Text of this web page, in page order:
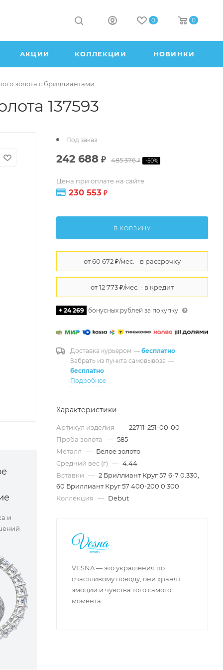
0 0
АКЦИИ КОЛЛЕКЦИИ НОВИНКИ
золота с бриллиантами
137593
и
Под заказ
242 688 ₽ 485 376₽ -50%
Цена при оплате на сайте
230 553 ₽
В КОРЗИНУ
+ 24 269 бонусных рублей за покупку
Доставка курьером — бесплатно
Забрать из пункта самовывоза —
бесплатно
Подробнее
Характеристики
Артикул изделия — 22711-251-00-00
Проба золота — 585
Металл — Белое золото
Средний вес (г) — 4.44
Вставки — 2 Бриллиант Круг 57 6-7 0.330,
60 Бриллиант Круг 57 400-200 0.300
Коллекция — Debut
VESNA — это украшения по
счастливому поводу, они хранят
эмоции и чувства того самого
момента.